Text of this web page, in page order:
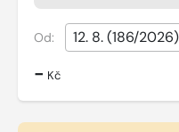
Od:
- Kč